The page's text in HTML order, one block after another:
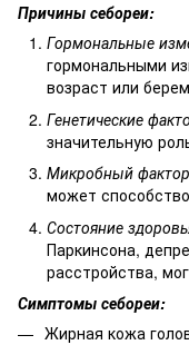
Причины себореи:
Гормональные
гормональными
возраст или
Генетические
значительную
Микробный
может
Состояние
Паркинсона,
расстройства,
Симптомы себореи:
Жирная кожа